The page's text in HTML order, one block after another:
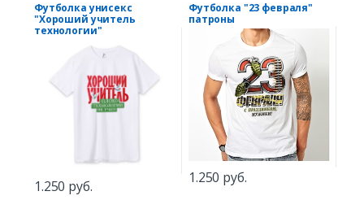
Футболка унисекс
"Хороший учитель
технологии"
1.250 руб.
Футболка "23 февраля"
патроны
1.250 руб.